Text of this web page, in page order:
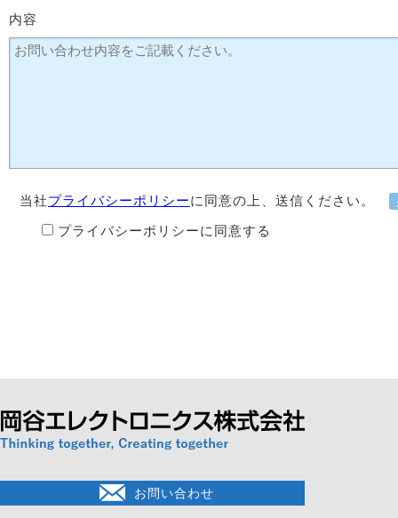
内容
当社プライバシーポリシーに同意の上、送信ください。
プライバシーポリシーに同意する
お問い合わせ